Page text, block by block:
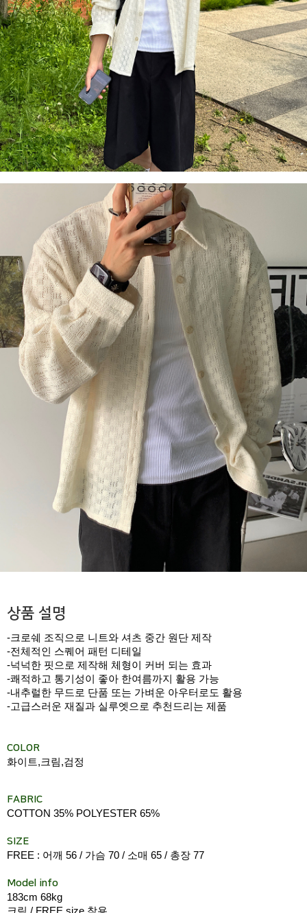
상품 설명
-크로쉐 조직으로 니트와 셔츠 중간 원단 제작
-전체적인 스퀘어 패턴 디테일
-넉넉한 핏으로 제작해 체형이 커버 되는 효과
-쾌적하고 통기성이 좋아 한여름까지 활용 가능
-내추럴한 무드로 단품 또는 가벼운 아우터로도 활용
-고급스러운 재질과 실루엣으로 추천드리는 제품
COLOR
화이트,크림,검정
FABRIC
COTTON 35% POLYESTER 65%
SIZE
FREE : 어깨 56 / 가슴 70 / 소매 65 / 총장 77
Model info
183cm 68kg
크림 / FREE size 착용